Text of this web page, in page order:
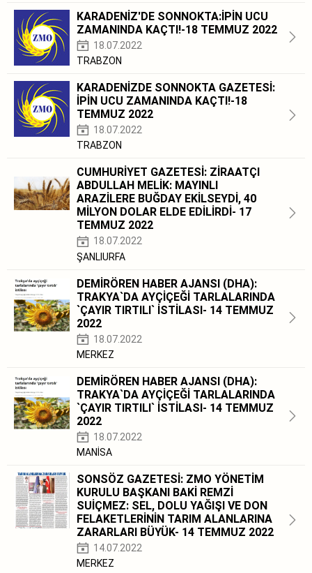
KARADENİZ'DE SONNOKTA:İPİN UCU
ZAMANINDA KAÇTI!-18 TEMMUZ 2022
18.07.2022
TRABZON
KARADENİZDE SONNOKTA GAZETESİ:
İPİN UCU ZAMANINDA KAÇTI!-18
TEMMUZ 2022
18.07.2022
TRABZON
CUMHURİYET GAZETESİ: ZİRAATÇI
ABDULLAH MELİK: MAYINLI
ARAZİLERE BUĞDAY EKİLSEYDİ, 40
MİLYON DOLAR ELDE EDİLİRDİ- 17
TEMMUZ 2022
18.07.2022
ŞANLIURFA
DEMİRÖREN HABER AJANSI (DHA):
TRAKYA`DA AYÇİÇEĞİ TARLALARINDA
`ÇAYIR TIRTILI` İSTİLASI- 14 TEMMUZ
2022
18.07.2022
MERKEZ
DEMİRÖREN HABER AJANSI (DHA):
TRAKYA`DA AYÇİÇEĞİ TARLALARINDA
`ÇAYIR TIRTILI` İSTİLASI- 14 TEMMUZ
2022
18.07.2022
MANİSA
SONSÖZ GAZETESİ: ZMO YÖNETİM
KURULU BAŞKANI BAKİ REMZİ
SUİÇMEZ: SEL, DOLU YAĞIŞI VE DON
FELAKETLERİNİN TARIM ALANLARINA
ZARARLARI BÜYÜK- 14 TEMMUZ 2022
14.07.2022
MERKEZ